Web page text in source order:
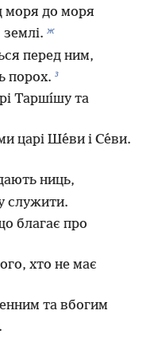
моря до моря
землі. ж
перед ним,
порох. з
Таршı́шу та
царі Ше́ви і Се́ви.
ниць,
служити.
благає про
хто не має
та вбогим